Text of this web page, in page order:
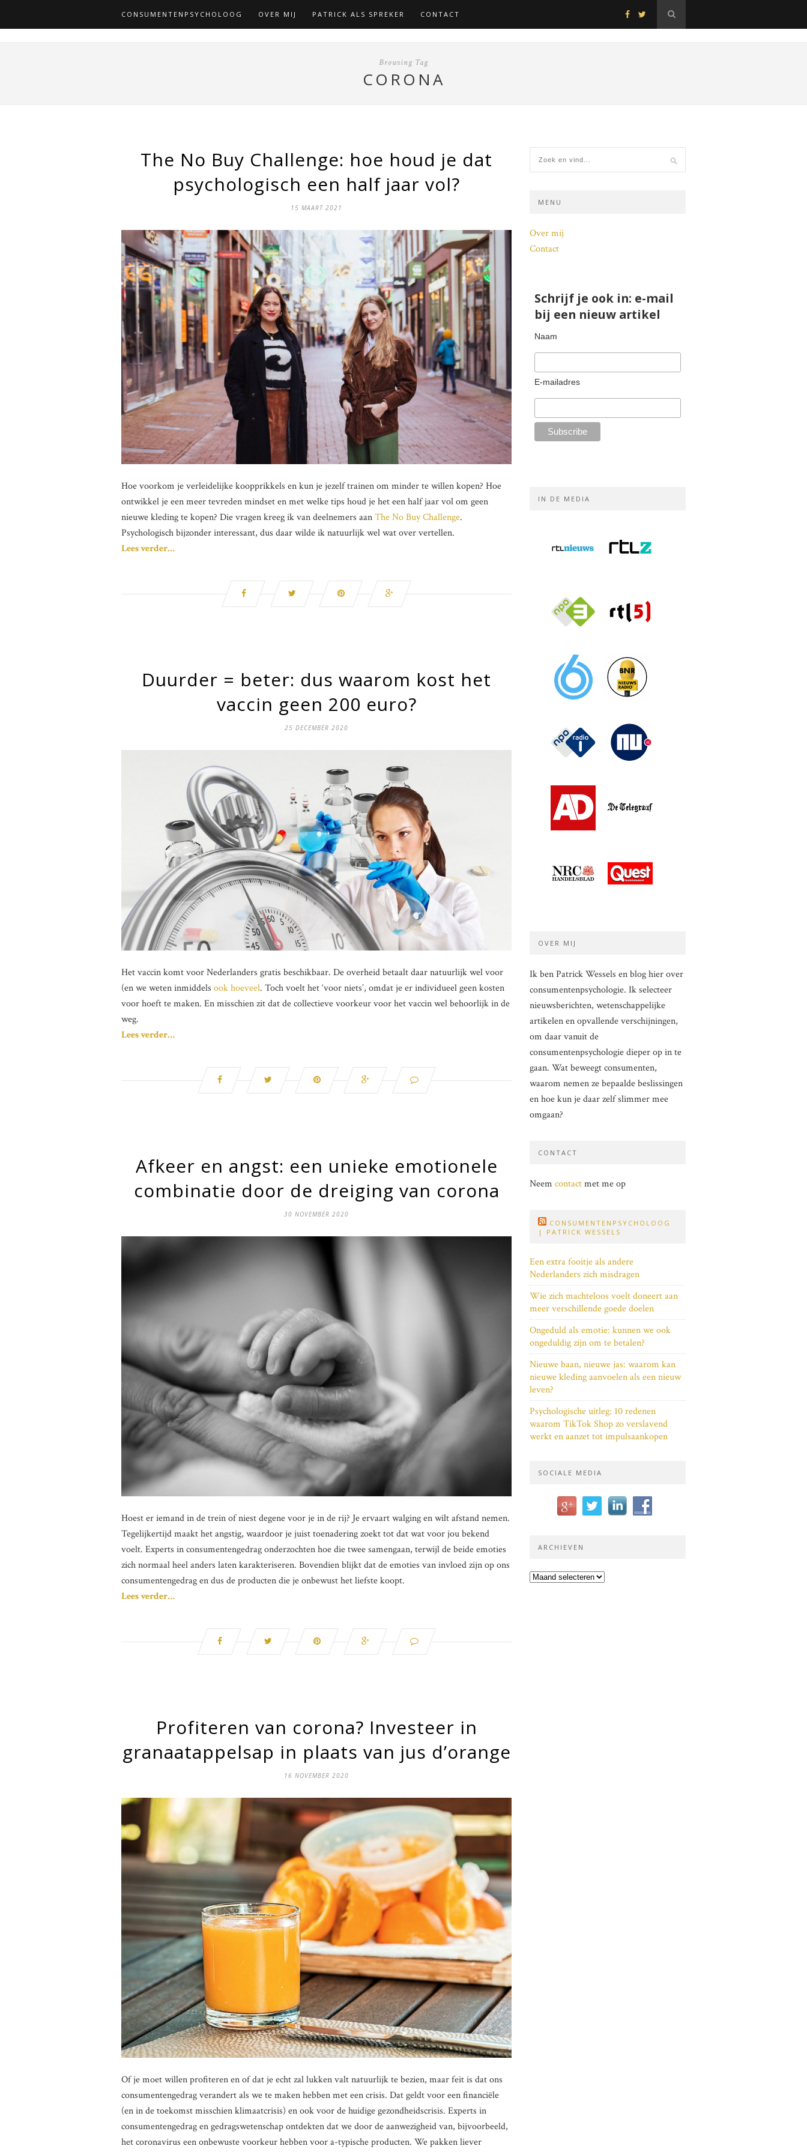
CONSUMENTENPSYCHOLOOG OVER MIJ PATRICK ALS SPREKER CONTACT
Browsing Tag
CORONA
The No Buy Challenge: hoe houd je dat
psychologisch een half jaar vol?
15 MAART 2021
Hoe voorkom je verleidelijke koopprikkels en kun je jezelf trainen om minder te willen kopen? Hoe
ontwikkel je een meer tevreden mindset en met welke tips houd je het een half jaar vol om geen
nieuwe kleding te kopen? Die vragen kreeg ik van deelnemers aanThe No Buy Challenge.
Psychologisch bijzonder interessant, dus daar wilde ik natuurlijk wel wat over vertellen.
Lees verder…
Duurder = beter: dus waarom kost het
vaccin geen 200 euro?
25 DECEMBER 2020
Het vaccin komt voor Nederlanders gratis beschikbaar. De overheid betaalt daar natuurlijk wel voor
(en we weten inmiddels ook hoeveel. Toch voelt het ‘voor niets’, omdat je er individueel geen kosten
voor hoeft te maken. En misschien zit dat de collectieve voorkeur voor het vaccin wel behoorlijk in de
weg.
Lees verder…
Afkeer en angst: een unieke emotionele
combinatie door de dreiging van corona
30 NOVEMBER 2020
Hoest er iemand in de trein of niest degene voor je in de rij? Je ervaart walging en wilt afstand nemen.
Tegelijkertijd maakt het angstig, waardoor je juist toenadering zoekt tot dat wat voor jou bekend
voelt. Experts in consumentengedrag onderzochten hoe die twee samengaan, terwijl de beide emoties
zich normaal heel anders laten karakteriseren. Bovendien blijkt dat de emoties van invloed zijn op ons
consumentengedrag en dus de producten die je onbewust het liefste koopt.
Lees verder…
Profiteren van corona? Investeer in
granaatappelsap in plaats van jus d’orange
16 NOVEMBER 2020
Of je moet willen profiteren en of dat je echt zal lukken valt natuurlijk te bezien, maar feit is dat ons
consumentengedrag verandert als we te maken hebben met een crisis. Dat geldt voor een financiële
(en in de toekomst misschien klimaatcrisis) en ook voor de huidige gezondheidscrisis. Experts in
consumentengedrag en gedragswetenschap ontdekten dat we door de aanwezigheid van, bijvoorbeeld,
het coronavirus een onbewuste voorkeur hebben voor a-typische producten. We pakken liever
MENU
Over mij
Contact
Schrijf je ook in: e-mail
bij een nieuw artikel
Naam
E-mailadres
IN DE MEDIA
OVER MIJ
Ik ben Patrick Wessels en blog hier over
consumentenpsychologie. Ik selecteer
nieuwsberichten, wetenschappelijke
artikelen en opvallende verschijningen,
om daar vanuit de
consumentenpsychologie dieper op in te
gaan. Wat beweegt consumenten,
waarom nemen ze bepaalde beslissingen
en hoe kun je daar zelf slimmer mee
omgaan?
CONTACT
Neem contactmet me op
CONSUMENTENPSYCHOLOOG
| PATRICK WESSELS
Een extra fooitje als andere
Nederlanders zich misdragen
Wie zich machteloos voelt doneert aan
meer verschillende goede doelen
Ongeduld als emotie: kunnen we ook
ongeduldig zijn om te betalen?
Nieuwe baan, nieuwe jas: waarom kan
nieuwe kleding aanvoelen als een nieuw
leven?
Psychologische uitleg: 10 redenen
waarom TikTok Shop zo verslavend
werkt en aanzet tot impulsaankopen
SOCIALE MEDIA
ARCHIEVEN
Archieven